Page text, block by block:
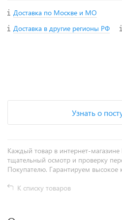
Доставка по Москве и МО
Доставка в другие регионы РФ
Узнать о
Каждый товар в интернет-
тщательный осмотр и проверку
Покупателю. Гарантируем высокое
К списку товаров